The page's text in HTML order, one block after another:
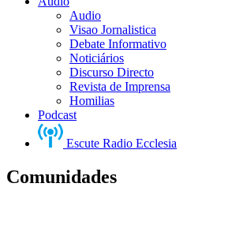
Audio
Visao Jornalistica
Debate Informativo
Noticiários
Discurso Directo
Revista de Imprensa
Homilias
Podcast
Escute Radio Ecclesia
Comunidades